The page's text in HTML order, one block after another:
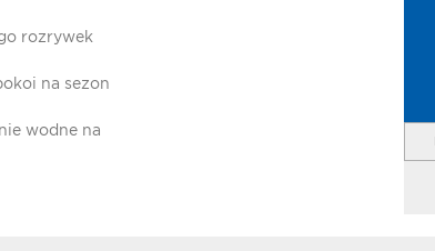
rozrywek
na sezon
wodne na